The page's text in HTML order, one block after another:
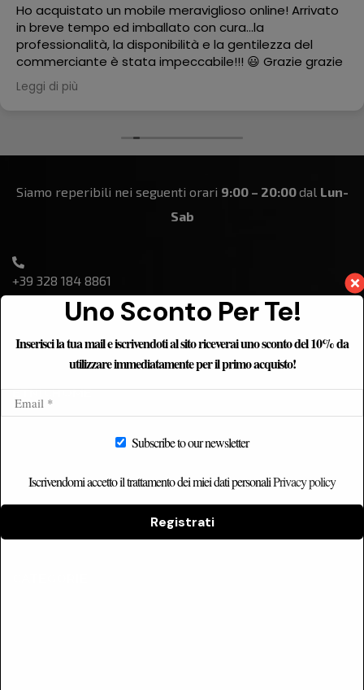
Ho acquistato un mobile meraviglioso online! Arrivato
in breve tempo ed imballato con cura...la
professionalità, la disponibilità e la gentilezza del
commerciante è stata impeccabile!!! 😃 Grazie grazie
grazie
Leggi di più
Siamo reperibili nei seguenti orari 9:00 – 20:00dal Lun-
Sab
+39 328 184 8861
ETNICHOME
Catalogo
Contatti
Uno Sconto Per Te!
Inserisci la tua mail e iscrivendoti al sito riceverai uno sconto del 10% da
utilizzare immediatamente per il primo acquisto!
Subscribe to our newsletter
Iscrivendomi accetto il trattamento dei miei dati personaliPrivacy policy
Registrati